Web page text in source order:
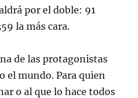
por el doble: 91
la más cara.
de las protagonistas
el mundo. Para quien
o al que lo hace todos